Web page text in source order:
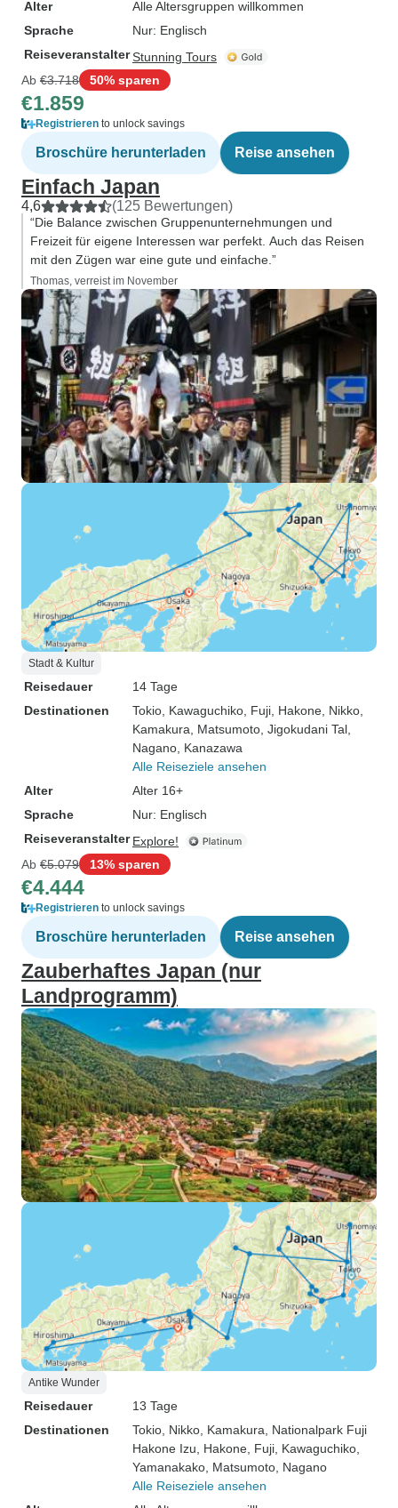
Alter
Alle Altersgruppen willkommen
Sprache
Nur: Englisch
ReiseveranstalterStunning Tours
Ab €3.718 50% sparen
€1.859
Registrieren to unlock savings
Broschüre herunterladen Reise ansehen
Einfach Japan
4,6 (125 Bewertungen)
“Die Balance zwischen Gruppenunternehmungen und
Freizeit für eigene Interessen war perfekt. Auch das Reisen
mit den Zügen war eine gute und einfache.”
Thomas, verreist im November
Stadt & Kultur
Reisedauer
14 Tage
Destinationen
Tokio , Kawaguchiko , Fuji , Hakone , Nikko
Kamakura , Matsumoto , Jigokudani Tal
Nagano , Kanazawa
Alle Reiseziele ansehen
Alter
Alter 16+
Sprache
Nur: Englisch
Reiseveranstalter Explore!
Ab €5.079 13% sparen
€4.444
Registrieren to unlock savings
Broschüre herunterladen Reise ansehen
Zauberhaftes Japan (nur
Landprogramm)
Antike Wunder
Reisedauer
13 Tage
Destinationen
Tokio , Nikko , Kamakura , Nationalpark Fuji
Hakone Izu , Hakone , Fuji , Kawaguchiko
Yamanakako , Matsumoto , Nagano
Alle Reiseziele ansehen